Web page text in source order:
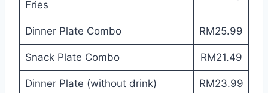
Fries
Dinner Plate Combo RM25.99
Snack Plate Combo RM21.49
Dinner Plate (without drink) RM23.99